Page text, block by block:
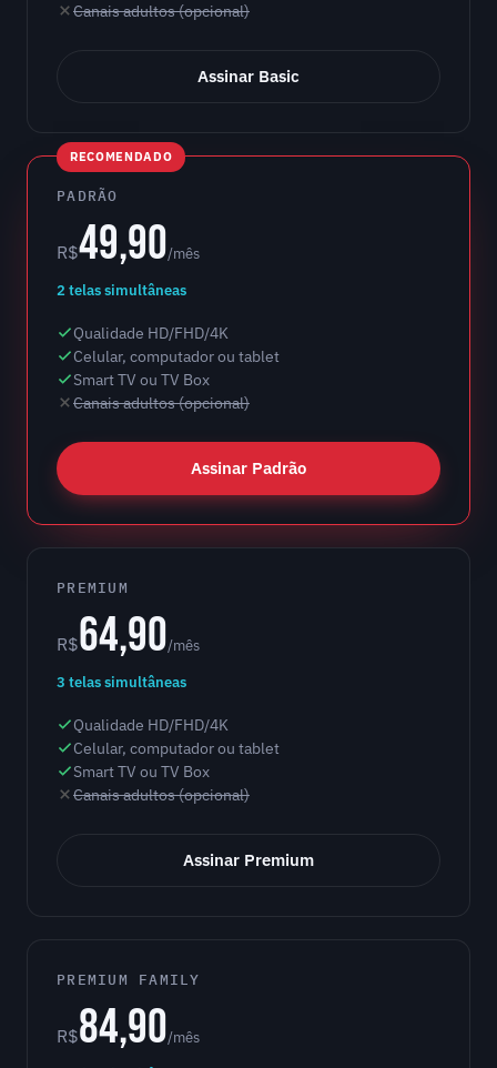
Canais adultos (opcional)
Assinar Basic
RECOMENDADO
PADRÃO
R$49,90/mês
2 telas simultâneas
Qualidade HD/FHD/4K
Celular, computador ou tablet
Smart TV ou TV Box
Canais adultos (opcional)
Assinar Padrão
PREMIUM
R$64,90/mês
3 telas simultâneas
Qualidade HD/FHD/4K
Celular, computador ou tablet
Smart TV ou TV Box
Canais adultos (opcional)
Assinar Premium
PREMIUM FAMILY
R$84,90/mês